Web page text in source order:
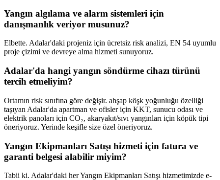
Yangın algılama ve alarm sistemleri için
danışmanlık veriyor musunuz?
Elbette. Adalar'daki projeniz için ücretsiz risk analizi, EN 54 uyumlu
proje çizimi ve devreye alma hizmeti sunuyoruz.
Adalar'da hangi yangın söndürme cihazı türünü
tercih etmeliyim?
Ortamın risk sınıfına göre değişir. ahşap köşk yoğunluğu özelliği
taşıyan Adalar'da apartman ve ofisler için KKT, sunucu odası ve
elektrik panoları için CO₂, akaryakıt/sıvı yangınları için köpük tipi
öneriyoruz. Yerinde keşifle size özel öneriyoruz.
Yangın Ekipmanları Satışı hizmeti için fatura ve
garanti belgesi alabilir miyim?
Tabii ki. Adalar'daki her Yangın Ekipmanları Satışı hizmetimizde e-